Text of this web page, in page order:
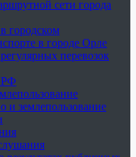
сети города
городском
в городе Орле
перевозок
РФ
и землепользование